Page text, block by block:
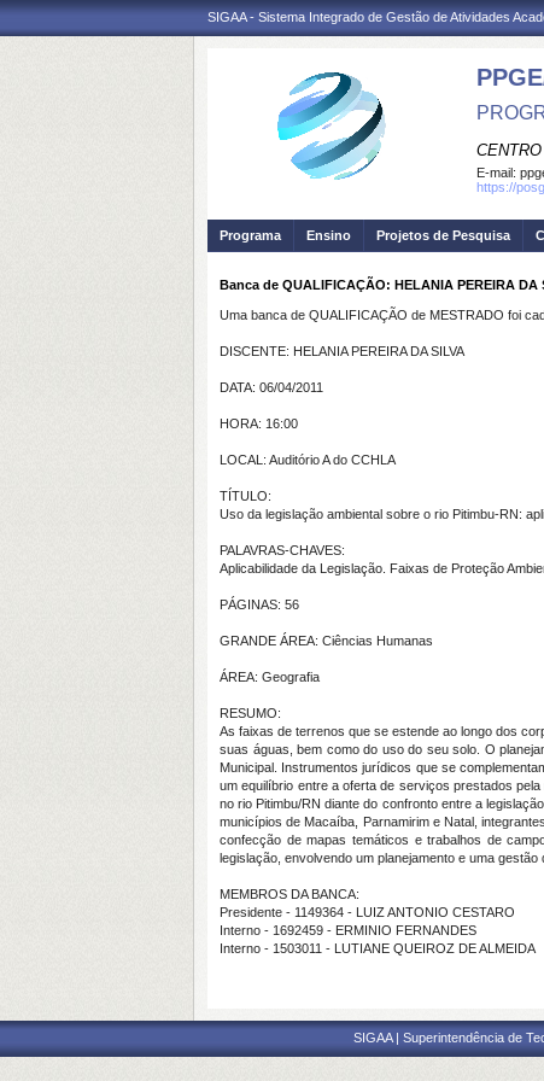
SIGAA - Sistema Integrado de Gestão de Atividades
E-mail:
https://
Programa Ensino Projetos de Pesquisa
Banca de QUALIFICAÇÃO: HELANIA PEREIRA DA
Uma banca de QUALIFICAÇÃO de MESTRADO foi
DISCENTE: HELANIA PEREIRA DA SILVA
DATA: 06/04/2011
HORA: 16:00
LOCAL: Auditório A do CCHLA
TÍTULO:
Uso da legislação ambiental sobre o rio Pitimbu-RN:
PALAVRAS-CHAVES:
Aplicabilidade da Legislação. Faixas de Proteção
PÁGINAS: 56
GRANDE ÁREA: Ciências Humanas
ÁREA: Geografia
RESUMO:
As faixas de terrenos que se estende ao longo dos
suas águas, bem como do uso do seu solo. O
Municipal. Instrumentos jurídicos que se
um equilíbrio entre a oferta de serviços prestados
no rio Pitimbu/RN diante do confronto entre a
municípios de Macaíba, Parnamirim e Natal,
confecção de mapas temáticos e trabalhos de
legislação, envolvendo um planejamento e uma
MEMBROS DA BANCA:
Presidente - 1149364 - LUIZ ANTONIO CESTARO
Interno - 1692459 - ERMINIO FERNANDES
Interno - 1503011 - LUTIANE QUEIROZ DE ALMEIDA
SIGAA | Superintendência de